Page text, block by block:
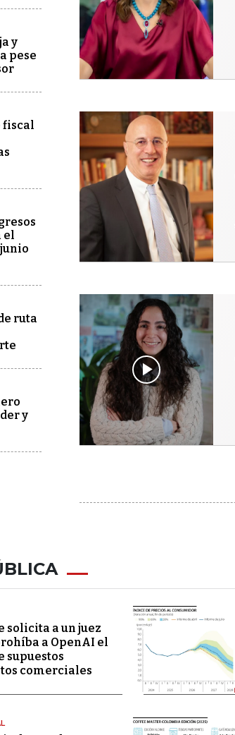
y
pese
fiscal
el
ruta
y
solicita a un juez
a OpenAI el
supuestos
comerciales